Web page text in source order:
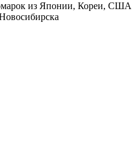
из Японии, Кореи, США